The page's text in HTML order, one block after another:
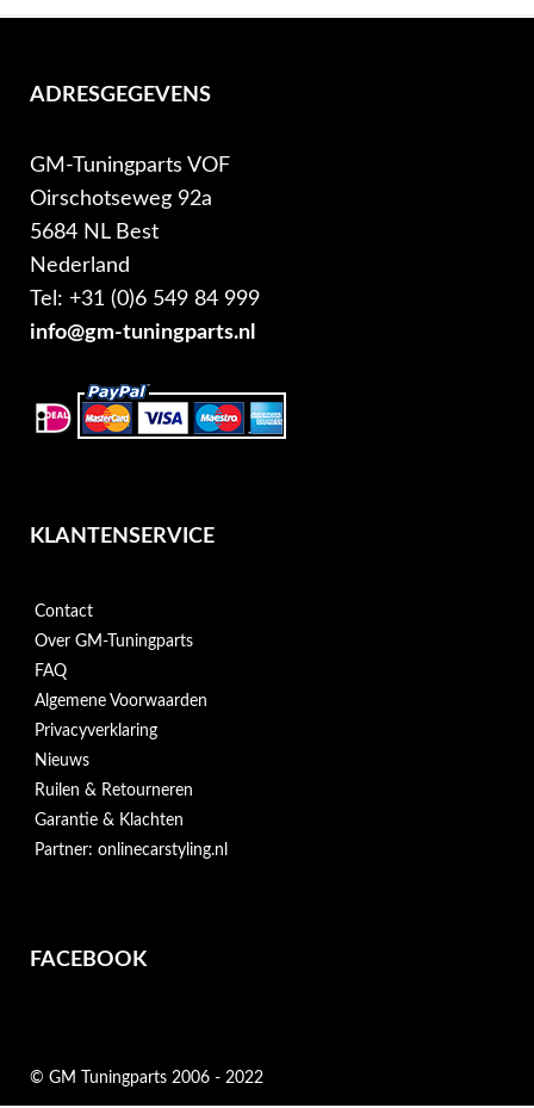
ADRESGEGEVENS
GM-Tuningparts VOF
Oirschotseweg 92a
5684 NL Best
Nederland
Tel: +31 (0)6 549 84 999
info@gm-tuningparts.nl
KLANTENSERVICE
Contact
Over GM-Tuningparts
FAQ
Algemene Voorwaarden
Privacyverklaring
Nieuws
Ruilen & Retourneren
Garantie & Klachten
Partner: onlinecarstyling.nl
FACEBOOK
© GM Tuningparts 2006 - 2022